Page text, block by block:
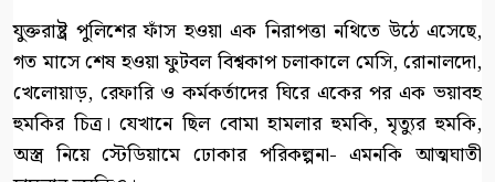
যুক্তরাষ্ট্র পুলিশের ফাঁস হওয়া এক নিরাপত্তা নথিতে উঠে এসেছে,
গত মাসে শেষ হওয়া ফুটবল বিশ্বকাপ চলাকালে মেসি, রোনালদো,
খেলোয়াড়, রেফারি ও কর্মকর্তাদের ঘিরে একের পর এক ভয়াবহ
হুমকির চিত্র। যেখানে ছিল বোমা হামলার হুমকি, মৃত্যুর হুমকি,
অস্ত্র নিয়ে স্টেডিয়ামে ঢোকার পরিকল্পনা- এমনকি আত্মঘাতী